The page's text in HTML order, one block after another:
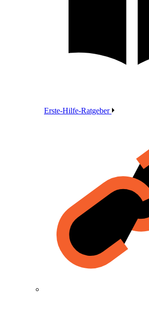
Erste-Hilfe-Ratgeber